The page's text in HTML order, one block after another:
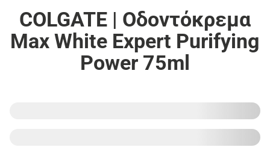
COLGATE | Οδοντόκρεμα
Max White Expert Purifying
Power 75ml